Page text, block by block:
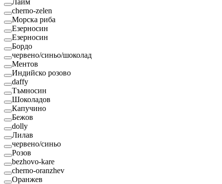
cherno-zelen
Морска риба
Езерносин
Езерносин
Бордо
червено/синьо/шоколад
Ментов
Индийско розово
daffy
Тъмносин
Шоколадов
Капучино
Бежов
dolly
Лилав
червено/синьо
Розов
bezhovo-kare
cherno-oranzhev
Оранжев